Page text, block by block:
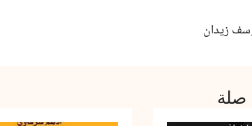
زيدان
صلة